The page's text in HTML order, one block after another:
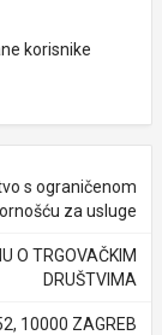
korisnike
s ograničenom
za usluge
O TRGOVAČKIM
DRUŠTVIMA
10000 ZAGREB